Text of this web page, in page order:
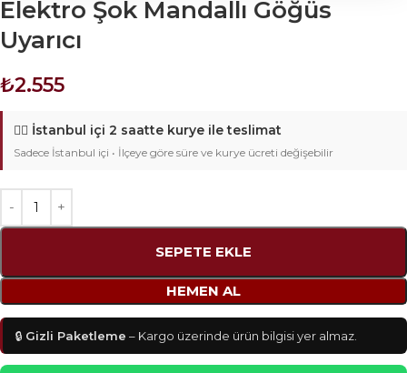
Elektro Şok Mandallı Göğüs
Uyarıcı
₺2.555
🚴‍♂️ İstanbul içi 2 saatte kurye ile teslimat
Sadece İstanbul içi • İlçeye göre süre ve kurye ücreti değişebilir
SEPETE EKLE
HEMEN AL
🔒 Gizli Paketleme – Kargo üzerinde ürün bilgisi yer almaz.